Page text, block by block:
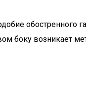
обостренного
боку возникает